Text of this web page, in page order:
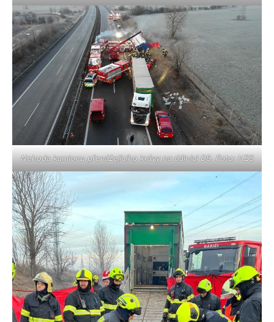
Nehoda kamionu převážejícího krávy na dálnici D8. Foto: HZS